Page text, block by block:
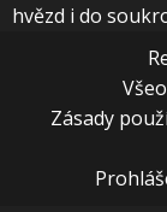
hvězd i do
Zásady